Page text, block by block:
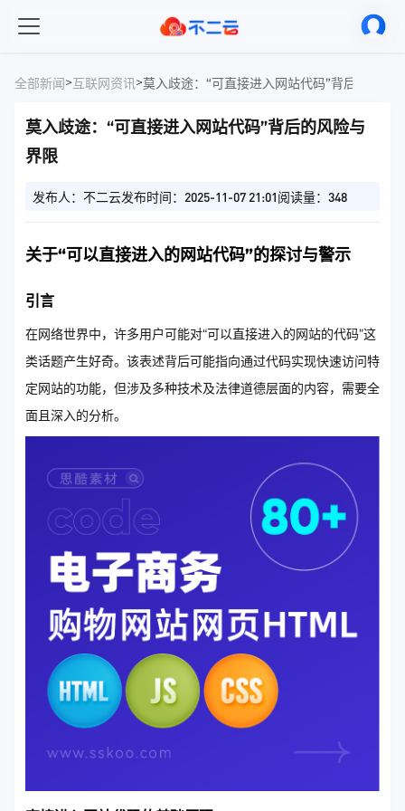
全部新闻>互联网资讯>莫入歧途：“可直接进入网站代码”背后的风险
莫入歧途：“可直接进入网站代码”背后的风险与
界限
发布人：不二云发布时间：2025-11-07 21:01阅读量：348
关于“可以直接进入的网站代码”的探讨与警示
引言
在网络世界中，许多用户可能对“可以直接进入的网站的代码”这
类话题产生好奇。该表述背后可能指向通过代码实现快速访问特
定网站的功能，但涉及多种技术及法律道德层面的内容，需要全
面且深入的分析。